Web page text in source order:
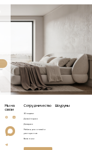
Мы на
связи
Сотрудничество
3D модели
Дизайнерам
Дилерам
Мебель для отелей и
ресторанов
Вакансии
Шоурумы